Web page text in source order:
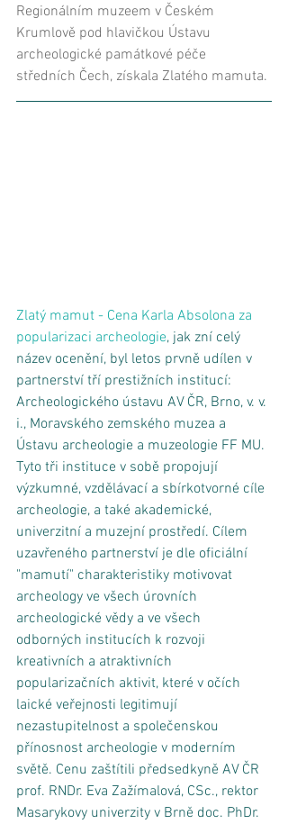
Regionálním muzeem v Českém
Krumlově pod hlavičkou Ústavu
archeologické památkové péče
středních Čech, získala Zlatého mamuta.
Zlatý mamut - Cena Karla Absolona za
popularizaci archeologie, jak zní celý
název ocenění, byl letos prvně udílen v
partnerství tří prestižních institucí:
Archeologického ústavu AV ČR, Brno, v. v.
i., Moravského zemského muzea a
Ústavu archeologie a muzeologie FF MU.
Tyto tři instituce v sobě propojují
výzkumné, vzdělávací a sbírkotvorné cíle
archeologie, a také akademické,
univerzitní a muzejní prostředí. Cílem
uzavřeného partnerství je dle oficiální
"mamutí" charakteristiky motivovat
archeology ve všech úrovních
archeologické vědy a ve všech
odborných institucích k rozvoji
kreativních a atraktivních
popularizačních aktivit, které v očích
laické veřejnosti legitimují
nezastupitelnost a společenskou
přínosnost archeologie v moderním
světě. Cenu zaštítili předsedkyně AV ČR
prof. RNDr. Eva Zažímalová, CSc., rektor
Masarykovy univerzity v Brně doc. PhDr.